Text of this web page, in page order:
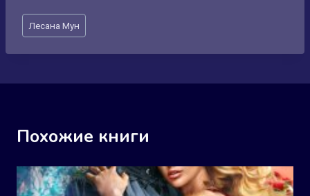
Метки
записи:
Лесана Мун
Похожие книги